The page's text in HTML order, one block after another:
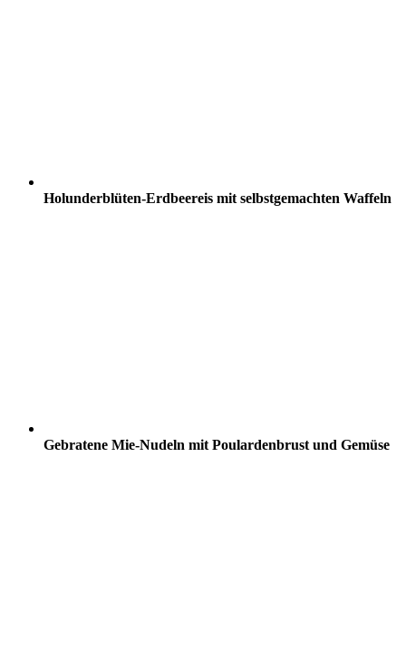
Holunderblüten-Erdbeereis mit selbstgemachten Waffeln
Gebratene Mie-Nudeln mit Poulardenbrust und Gemüse